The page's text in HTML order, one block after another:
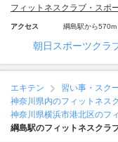
フィットネスクラブ・スポ
アクセス 綱島駅から570m
朝日スポーツクラ
エキテン 習い事・スク
神奈川県内のフィットネス
神奈川県横浜市港北区のフ
綱島駅のフィットネスクラ